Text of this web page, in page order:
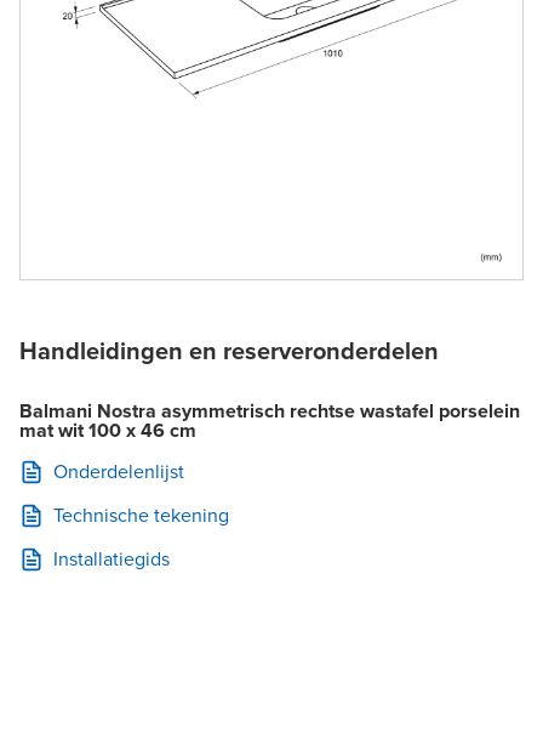
Handleidingen en reserveronderdelen
Balmani Nostra asymmetrisch rechtse wastafel porselein
mat wit 100 x 46 cm
Onderdelenlijst
Technische tekening
Installatiegids